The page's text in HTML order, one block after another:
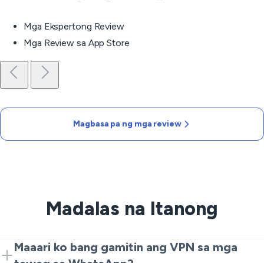
Mga Ekspertong Review
Mga Review sa App Store
Magbasa pa ng mga review
Madalas na Itanong
Maaari ko bang gamitin ang VPN sa mga